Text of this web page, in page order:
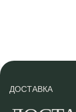
ДОСТАВКА